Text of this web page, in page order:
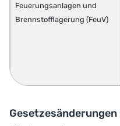
Feuerungsanlagen und
Brennstofflagerung (FeuV)